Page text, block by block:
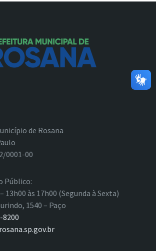
de Rosana
0001-00
Público:
13h00 às 17h00 (Segunda à Sexta)
1540 – Paço
8200